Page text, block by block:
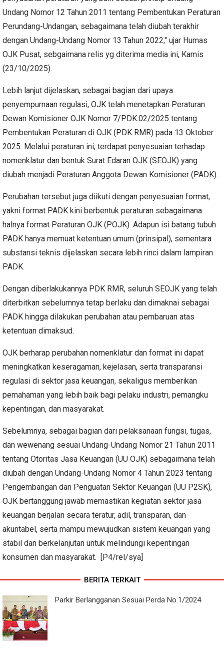
Undang Nomor 12 Tahun 2011 tentang Pembentukan Peraturan
Perundang-Undangan, sebagaimana telah diubah terakhir
dengan Undang-Undang Nomor 13 Tahun 2022," ujar Humas
OJK Pusat, sebgaimana relis yg diterima media ini, Kamis
(23/10/2025).
Lebih lanjut dijelaskan, sebagai bagian dari upaya
penyempurnaan regulasi, OJK telah menetapkan Peraturan
Dewan Komisioner OJK Nomor 7/PDK.02/2025 tentang
Pembentukan Peraturan di OJK (PDK RMR) pada 13 Oktober
2025. Melalui peraturan ini, terdapat penyesuaian terhadap
nomenklatur dan bentuk Surat Edaran OJK (SEOJK) yang
diubah menjadi Peraturan Anggota Dewan Komisioner (PADK).
Perubahan tersebut juga diikuti dengan penyesuaian format,
yakni format PADK kini berbentuk peraturan sebagaimana
halnya format Peraturan OJK (POJK). Adapun isi batang tubuh
PADK hanya memuat ketentuan umum (prinsipal), sementara
substansi teknis dijelaskan secara lebih rinci dalam lampiran
PADK.
Dengan diberlakukannya PDK RMR, seluruh SEOJK yang telah
diterbitkan sebelumnya tetap berlaku dan dimaknai sebagai
PADK hingga dilakukan perubahan atau pembaruan atas
ketentuan dimaksud.
OJK berharap perubahan nomenklatur dan format ini dapat
meningkatkan keseragaman, kejelasan, serta transparansi
regulasi di sektor jasa keuangan, sekaligus memberikan
pemahaman yang lebih baik bagi pelaku industri, pemangku
kepentingan, dan masyarakat.
Sebelumnya, sebagai bagian dari pelaksanaan fungsi, tugas,
dan wewenang sesuai Undang-Undang Nomor 21 Tahun 2011
tentang Otoritas Jasa Keuangan (UU OJK) sebagaimana telah
diubah dengan Undang-Undang Nomor 4 Tahun 2023 tentang
Pengembangan dan Penguatan Sektor Keuangan (UU P2SK),
OJK bertanggung jawab memastikan kegiatan sektor jasa
keuangan berjalan secara teratur, adil, transparan, dan
akuntabel, serta mampu mewujudkan sistem keuangan yang
stabil dan berkelanjutan untuk melindungi kepentingan
konsumen dan masyarakat. [P4/rel/sya]
BERITA TERKAIT
Parkir Berlangganan Sesuai Perda No.1/2024